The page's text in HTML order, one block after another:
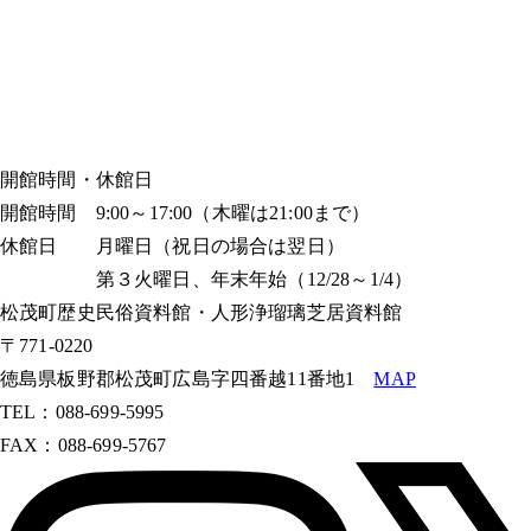
開館時間・休館日
開館時間 9:00～17:00（木曜は21:00まで）
休館日 月曜日（祝日の場合は翌日）
第３火曜日、年末年始（12/28～1/4）
松茂町歴史民俗資料館・人形浄瑠璃芝居資料館
〒771-0220
徳島県板野郡松茂町広島字四番越11番地1MAP
TEL：088-699-5995
FAX：088-699-5767